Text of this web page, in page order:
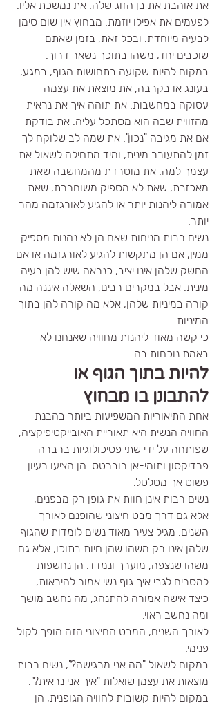
את אוהבת את בן הזוג שלה. את נמשכת אליו.
לפעמים את אפילו יוזמת. מבחוץ אין שום סימן
לבעיה מיוחדת. ובכל זאת, בזמן שאתם
שוכבים יחד, משהו בתוכך נשאר דרוך.
במקום להיות שקועה בתחושות הגוף, במגע,
בעונג או בקרבה, את מוצאת את עצמה
עסוקה במחשבות. את תוהה איך את נראית
מהזווית שבה הוא מסתכל עליה. את בודקת
אם את מגיבה "נכון". את שמה לב שלוקח לך
זמן להתעורר מינית, ומיד מתחילה לשאול את
עצמך למה. את מוטרדת מהמחשבה שאת
מאכזבת, שאת לא מספיק משוחררת, שאת
אמורה ליהנות יותר או להגיע לאורגזמה מהר
יותר.
נשים רבות מניחות שאם הן לא נהנות מספיק
ממין, אם הן מתקשות להגיע לאורגזמה או אם
החשק שלהן אינו יציב, כנראה שיש להן בעיה
מינית. אבל במקרים רבים, השאלה איננה מה
קורה במיניות שלהן, אלא מה קורה להן בתוך
המיניות.
כי קשה מאוד ליהנות מחוויה שאנחנו לא
באמת נוכחות בה.
להיות בתוך הגוף או
להתבונן בו מבחוץ
אחת התיאוריות המשפיעות ביותר בהבנת
החוויה הנשית היא תאוריית האובייקטיפיקציה,
שפותחה על ידי שתי פסיכולוגיות ברברה
פרדיקסון ותומי-אן רוברטס. הן הציעו רעיון
פשוט אך מטלטל.
נשים רבות אינן חוות את גופן רק מבפנים,
אלא גם דרך מבט חיצוני שהופנם לאורך
השנים. מגיל צעיר מאוד נשים לומדות שהגוף
שלהן אינו רק משהו שהן חיות בתוכו, אלא גם
משהו שנצפה, מוערך ונמדד. הן נחשפות
למסרים לגבי איך גוף נשי אמור להיראות,
כיצד אישה אמורה להתנהג, מה נחשב מושך
ומה נחשב ראוי.
לאורך השנים, המבט החיצוני הזה הופך לקול
פנימי.
במקום לשאול "מה אני מרגישה?", נשים רבות
מוצאות את עצמן שואלות "איך אני נראית?".
במקום להיות קשובות לחוויה הגופנית, הן